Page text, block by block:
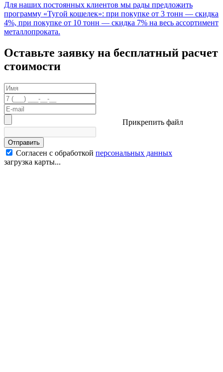
Для наших постоянных клиентов мы рады предложить
программу «Тугой кошелек»: при покупке от 3 тонн — скидка
4%, при покупке от 10 тонн — скидка 7% на весь ассортимент
металлопроката.
Оставьте заявку на бесплатный расчет
стоимости
Прикрепить файл
Отправить
Согласен с обработкой персональных данных
загрузка карты...